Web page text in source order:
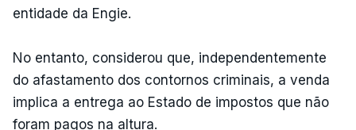
entidade da Engie.
No entanto, considerou que, independentemente
do afastamento dos contornos criminais, a venda
implica a entrega ao Estado de impostos que não
foram pagos na altura.